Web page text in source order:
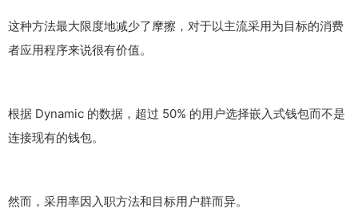
这种方法最大限度地减少了摩擦，对于以主流采用为目标的消费
者应用程序来说很有价值。
根据 Dynamic 的数据，超过 50% 的用户选择嵌入式钱包而不是
连接现有的钱包。
然而，采用率因入职方法和目标用户群而异。